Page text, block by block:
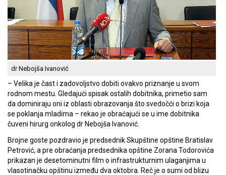
dr Nebojša Ivanović
– Velika je čast i zadovoljstvo dobiti ovakvo priznanje u svom
rodnom mestu. Gledajući spisak ostalih dobitnika, primetio sam
da dominiraju oni iz oblasti obrazovanja što svedočći o brizi koja
se poklanja mladima – rekao je obraćajući se u ime dobitnika
čuveni hirurg onkolog dr Nebojša Ivanović.
Brojne goste pozdravio je predsednik Skupštine opštine Bratislav
Petrović, a pre obraćanja predsednika opštine Zorana Todorovića
prikazan je desetominutni film o infrastrukturnim ulaganjima u
vlasotinačku opštinu između dva oktobra. Reč je o sumi od blizu